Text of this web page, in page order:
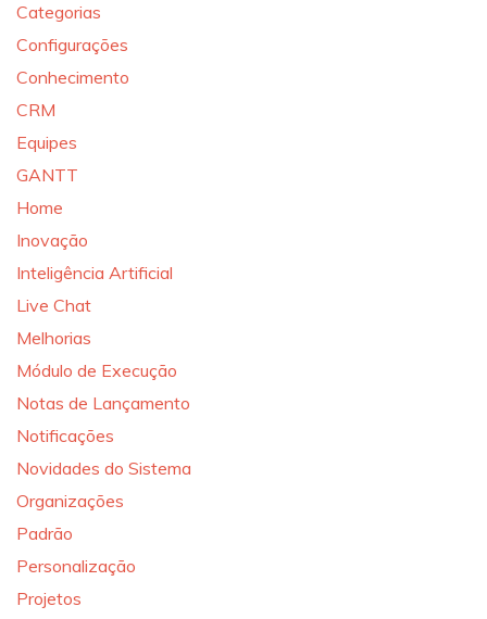
Categorias
Configurações
Conhecimento
CRM
Equipes
GANTT
Home
Inovação
Inteligência Artificial
Live Chat
Melhorias
Módulo de Execução
Notas de Lançamento
Notificações
Novidades do Sistema
Organizações
Padrão
Personalização
Projetos